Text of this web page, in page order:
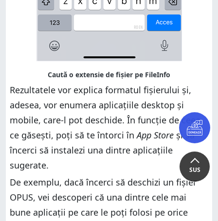
SUS
Rezultatele vor explica formatul fișierului și,
adesea, vor enumera aplicațiile desktop și
mobile, care-l pot deschide. În funcție de ceea
ce găsești, poți să te întorci înApp Store și să
încerci să instalezi una dintre aplicațiile
sugerate.
De exemplu, dacă încerci să deschizi un fișier
OPUS, vei descoperi că una dintre cele mai
bune aplicații pe care le poți folosi pe orice